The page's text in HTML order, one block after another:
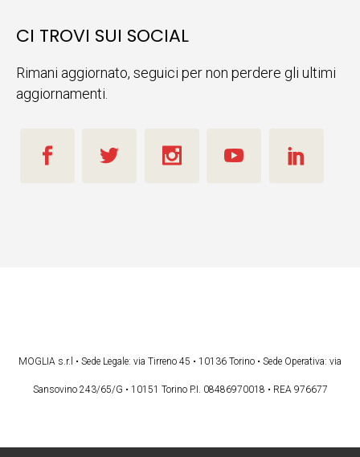
CI TROVI SUI SOCIAL
Rimani aggiornato, seguici per non perdere gli ultimi
aggiornamenti.
MOGLIA s.r.l • Sede Legale: via Tirreno 45 • 10136 Torino • Sede Operativa: via
Sansovino 243/65/G • 10151 Torino P.I. 08486970018 • REA 976677